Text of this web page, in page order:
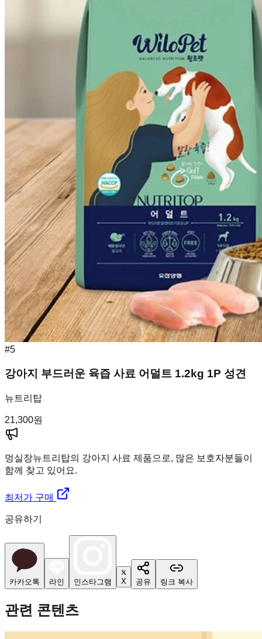
#5
강아지 부드러운 육즙 사료 어덜트 1.2kg 1P 성견
뉴트리탑
21,300원
멍실장뉴트리탑의 강아지 사료 제품으로, 많은 보호자분들이
함께 찾고 있어요.
최저가 구매
공유하기
카카오톡 라인 인스타그램 X 공유 링크 복사
관련 콘텐츠